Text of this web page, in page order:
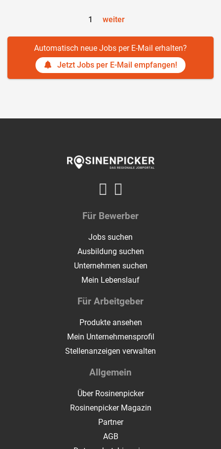
1 weiter
Automatisch neue Jobs per E-Mail erhalten?
Jetzt Jobs per E-Mail empfangen!
Für Bewerber
Jobs suchen
Ausbildung suchen
Unternehmen suchen
Mein Lebenslauf
Für Arbeitgeber
Produkte ansehen
Mein Unternehmensprofil
Stellenanzeigen verwalten
Allgemein
Über Rosinenpicker
Rosinenpicker Magazin
Partner
AGB